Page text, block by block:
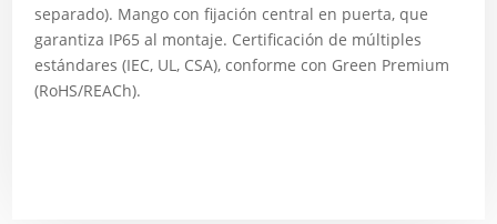
separado). Mango con fijación central en puerta, que
garantiza IP65 al montaje. Certificación de múltiples
estándares (IEC, UL, CSA), conforme con Green Premium
(RoHS/REACh).